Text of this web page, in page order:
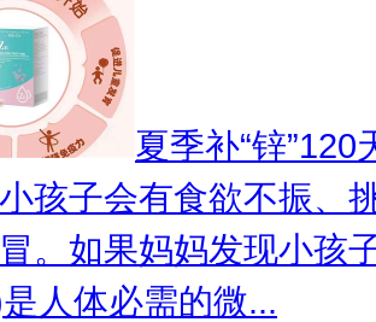
夏季补“锌
孩子会有食欲不振、
。如果妈妈发现小孩
是人体必需的微...